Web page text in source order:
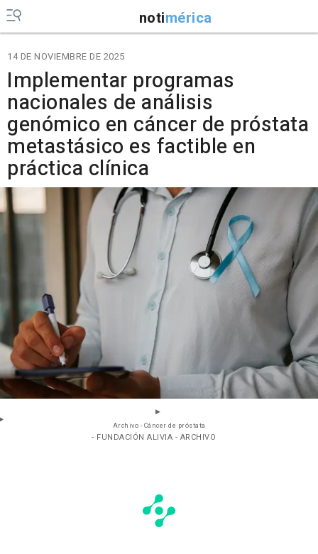
notimérica
14 DE NOVIEMBRE DE 2025
Implementar programas
nacionales de análisis
genómico en cáncer de próstata
metastásico es factible en
práctica clínica
Archivo - Cáncer de próstata
- FUNDACIÓN ALIVIA - ARCHIVO